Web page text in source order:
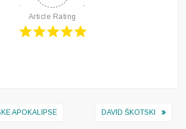
Article Rating
APOKALIPSE DAVID ŠKOTSKI